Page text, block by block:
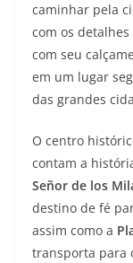
caminhar pela
com os
com seu
em um lugar
das grandes
O centro
contam a
Señor de los
destino de fé
assim como a
transporta para